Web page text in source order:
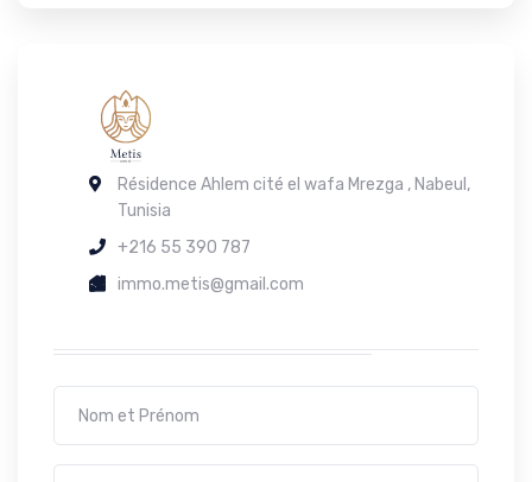
Résidence Ahlem cité el wafa Mrezga , Nabeul,
Tunisia
+216 55 390 787
immo.metis@gmail.com